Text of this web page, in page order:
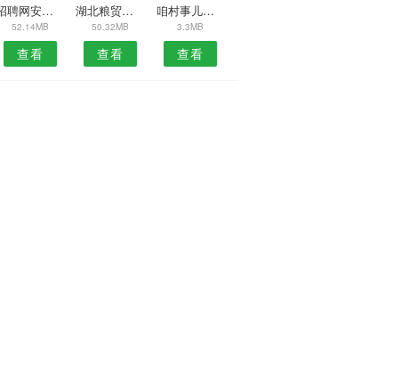
招聘网安卓版
52.14MB
查看
湖北粮贸安卓版
50.32MB
查看
咱村事儿安卓版
3.3MB
查看